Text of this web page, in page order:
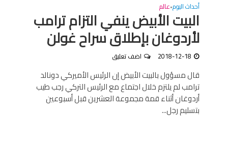
أحداث اليوم•عالم
البيت الأبيض ينفي التزام ترامب
لأردوغان بإطلاق سراح غولن
2018-12-18 اضف تعليق
قال مسؤول بالبيت الأبيض إن الرئيس الأميركي دونالد
ترامب لم يلتزم خلال اجتماع مع الرئيس التركي رجب طيب
أردوغان أثناء قمة مجموعة العشرين قبل أسبوعين
بتسليم رجل...